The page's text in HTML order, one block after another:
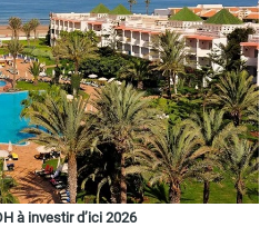
à investir d’ici 2026